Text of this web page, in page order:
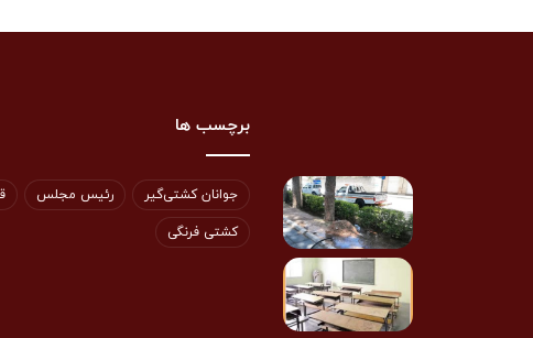
برچسب ها
جوانان کشتی‌گیر رئیس مجلس
کشتی فرنگی